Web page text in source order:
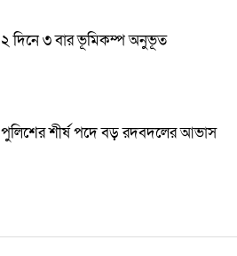
২ দিনে ৩ বার ভূমিকম্প অনুভূত
পুলিশের শীর্ষ পদে বড় রদবদলের আভাস